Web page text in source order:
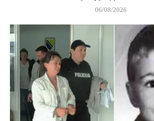
06/08/2026